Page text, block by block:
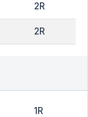
2R
2R
1R